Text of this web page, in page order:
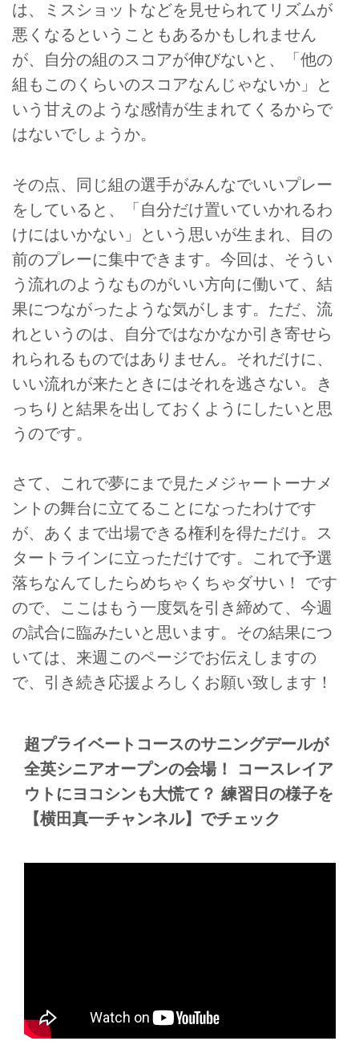
は、ミスショットなどを見せられてリズムが
悪くなるということもあるかもしれません
が、自分の組のスコアが伸びないと、「他の
組もこのくらいのスコアなんじゃないか」と
いう甘えのような感情が生まれてくるからで
はないでしょうか。
その点、同じ組の選手がみんなでいいプレー
をしていると、「自分だけ置いていかれるわ
けにはいかない」という思いが生まれ、目の
前のプレーに集中できます。今回は、そうい
う流れのようなものがいい方向に働いて、結
果につながったような気がします。ただ、流
れというのは、自分ではなかなか引き寄せら
れられるものではありません。それだけに、
いい流れが来たときにはそれを逃さない。き
っちりと結果を出しておくようにしたいと思
うのです。
さて、これで夢にまで見たメジャートーナメ
ントの舞台に立てることになったわけです
が、あくまで出場できる権利を得ただけ。ス
タートラインに立っただけです。これで予選
落ちなんてしたらめちゃくちゃダサい！ です
ので、ここはもう一度気を引き締めて、今週
の試合に臨みたいと思います。その結果につ
いては、来週このページでお伝えしますの
で、引き続き応援よろしくお願い致します！
超プライベートコースのサニングデールが
全英シニアオープンの会場！ コースレイア
ウトにヨコシンも大慌て？ 練習日の様子を
【横田真一チャンネル】でチェック